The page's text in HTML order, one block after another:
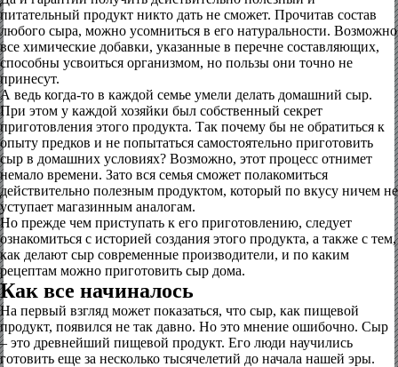
питательный продукт никто дать не сможет. Прочитав состав
любого сыра, можно усомниться в его натуральности. Возможно
все химические добавки, указанные в перечне составляющих,
способны усвоиться организмом, но пользы они точно не
принесут.
А ведь когда-то в каждой семье умели делать домашний сыр.
При этом у каждой хозяйки был собственный секрет
приготовления этого продукта. Так почему бы не обратиться к
опыту предков и не попытаться самостоятельно приготовить
сыр в домашних условиях? Возможно, этот процесс отнимет
немало времени. Зато вся семья сможет полакомиться
действительно полезным продуктом, который по вкусу ничем не
уступает магазинным аналогам.
Но прежде чем приступать к его приготовлению, следует
ознакомиться с историей создания этого продукта, а также с тем,
как делают сыр современные производители, и по каким
рецептам можно приготовить сыр дома.
Как все начиналось
На первый взгляд может показаться, что сыр, как пищевой
продукт, появился не так давно. Но это мнение ошибочно. Сыр
– это древнейший пищевой продукт. Его люди научились
готовить еще за несколько тысячелетий до начала нашей эры.